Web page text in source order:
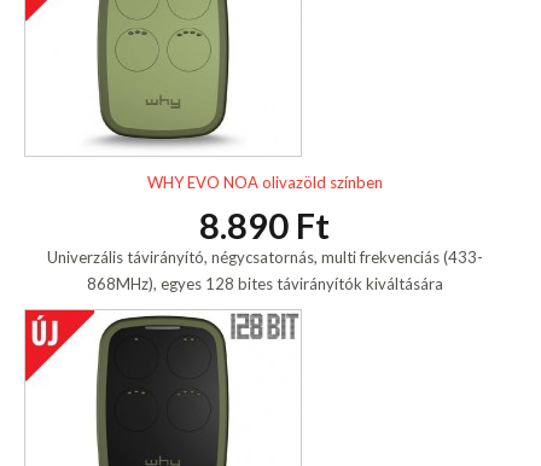
WHY EVO NOA olivazöld színben
8.890 Ft
Univerzális távirányító, négycsatornás, multi frekvenciás (433-
868MHz), egyes 128 bites távirányítók kiváltására